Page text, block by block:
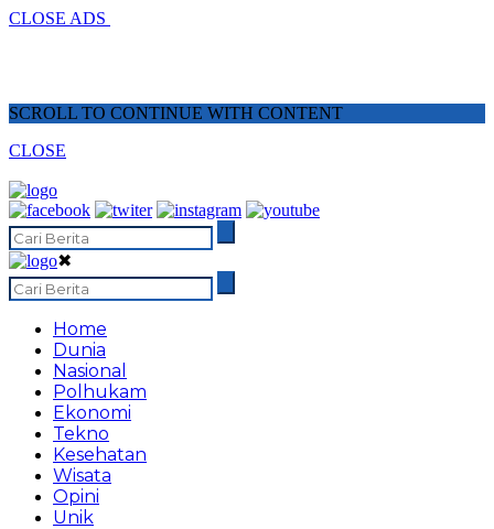
CLOSE ADS
SCROLL TO CONTINUE WITH CONTENT
CLOSE
✖
Home
Dunia
Nasional
Polhukam
Ekonomi
Tekno
Kesehatan
Wisata
Opini
Unik